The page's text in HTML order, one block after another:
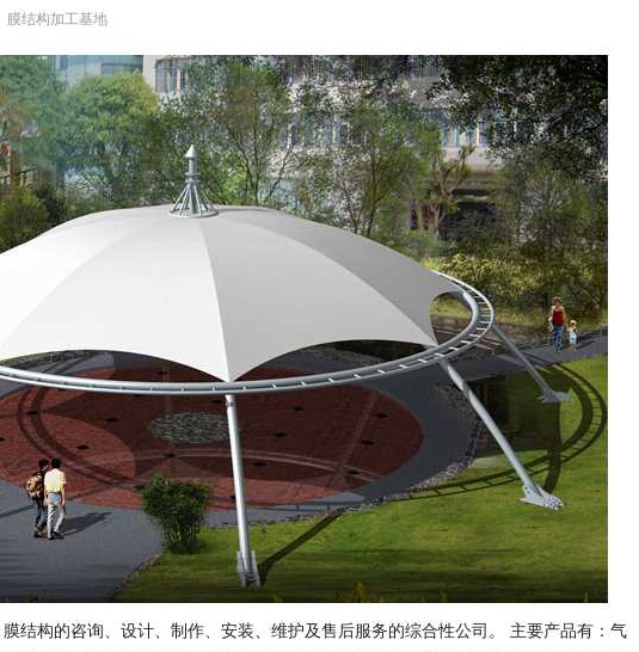
膜结构加工基地
膜结构的咨询、设计、制作、安装、维护及售后服务的综合性公司。 主要产品有：气